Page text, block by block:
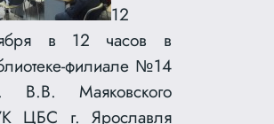
12
в 12 часов в
филиале №14
В.В. Маяковского
ЦБС г. Ярославля